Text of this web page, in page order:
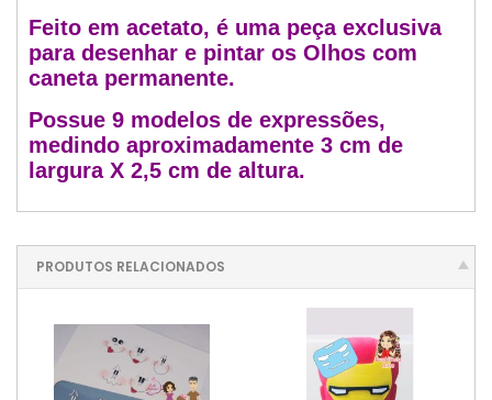
Feito em acetato, é uma peça exclusiva
para desenhar e pintar os Olhos com
caneta permanente.
Possue 9 modelos de expressões,
medindo aproximadamente 3 cm de
largura X 2,5 cm de altura.
PRODUTOS RELACIONADOS